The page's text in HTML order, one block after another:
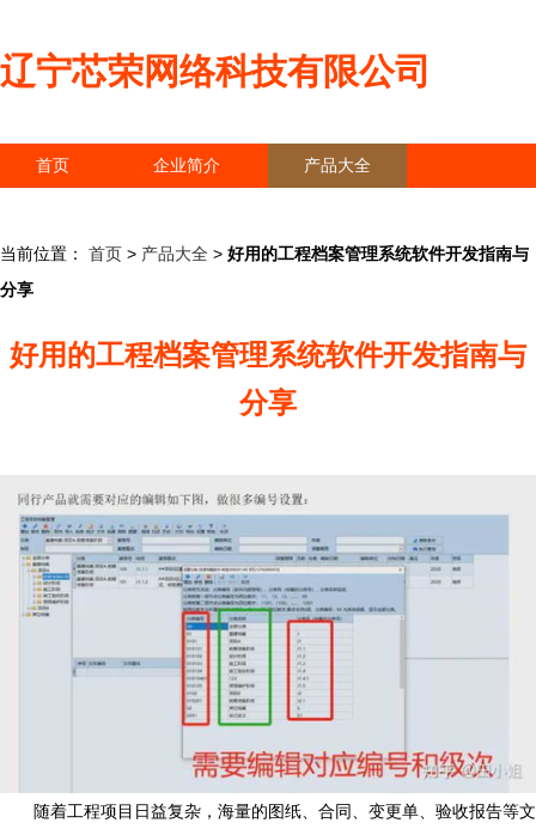
辽宁芯荣网络科技有限公司
首页 企业简介 产品大全
当前位置： 首页 > 产品大全 > 好用的工程档案管理系统软件开发指南与
分享
好用的工程档案管理系统软件开发指南与
分享
随着工程项目日益复杂，海量的图纸、合同、变更单、验收报告等文